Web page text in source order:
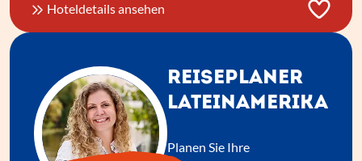
Hoteldetails ansehen
REISEPLANER
LATEINAMERIKA
Planen Sie Ihre